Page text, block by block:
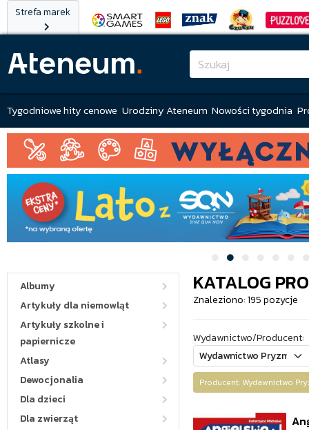
Strefa marek
Tygodniowe hity cenowe Urodziny Ateneum Nowości tygodnia
Albumy
Artykuły dla niemowląt
Artykuły szkolne i
papiernicze
Atlasy
Dewocjonalia
Dla dzieci
Dla zwierząt
KATALOG
Znaleziono: 195 pozycje
Wydawnictwo/Producent:
Producent: Wydawnictwo